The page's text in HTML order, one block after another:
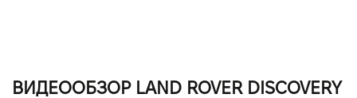
ВИДЕООБЗОР LAND ROVER DISCOVERY